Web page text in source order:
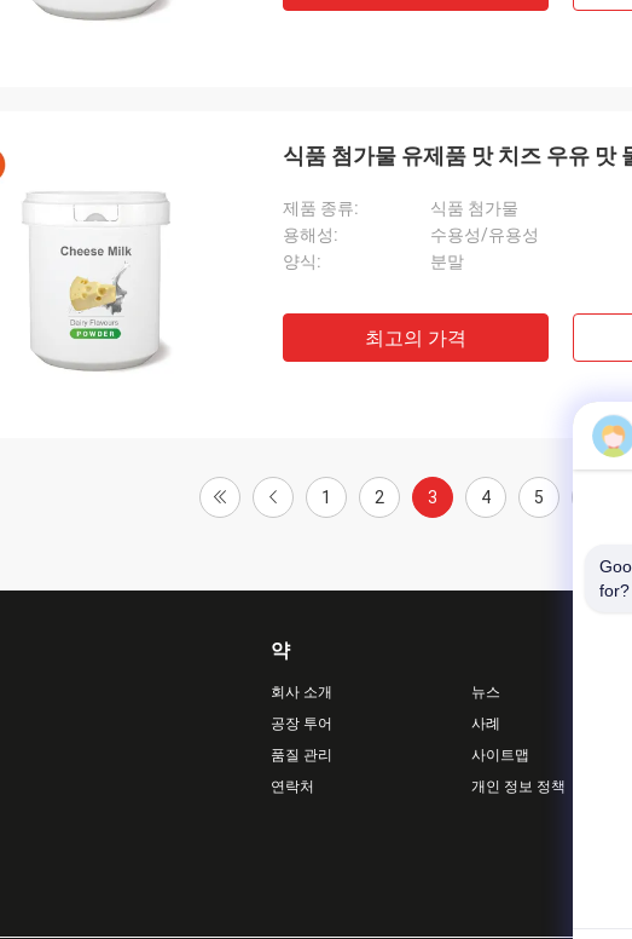
식품 첨가물 유제품 맛 치즈 우유 맛
제품 종류:
식품 첨가물
용해성:
수용성/유용성
양식:
분말
최고의 가격
1 2 3 4 5
약
회사 소개
공장 투어
품질 관리
연락처
뉴스
사례
사이트맵
개인 정보 정책
for?